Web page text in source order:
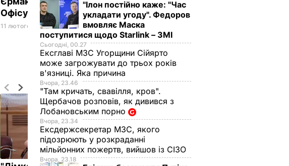
Офісу президента
11 лютого, 11.39ПОЛІТИКА
"Ілон постійно каже: "Час
укладати угоду". Федоров
вмовляє Маска
поступитися щодо Starlink – ЗМІ
Сьогодні, 00.27
Ексглаві МЗС Угорщини Сійярто
може загрожувати до трьох років
в'язниці. Яка причина
Вчора, 23.46
"Там кричать, свавілля, кров".
Щербачов розповів, як дивився з
Лобановським порно
Вчора, 23.34
Ексдержсекретар МЗС, якого
підозрюють у розкраданні
мільйонних пожертв, вийшов із СІЗО
Вчора, 23.18